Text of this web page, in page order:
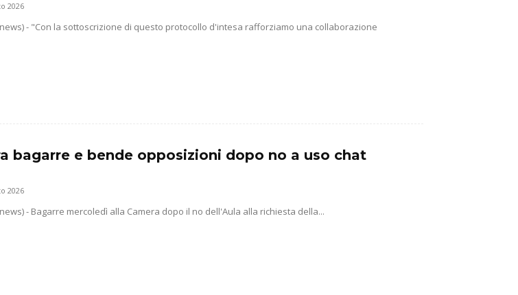
2026
- "Con la sottoscrizione di questo protocollo d'intesa rafforziamo una collaborazione
bagarre e bende opposizioni dopo no a uso chat
2026
- Bagarre mercoledì alla Camera dopo il no dell'Aula alla richiesta della...